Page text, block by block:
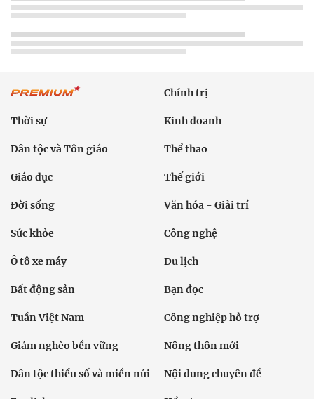
Chính trị
Thời sự Kinh doanh
Dân tộc và Tôn giáo Thể thao
Giáo dục Thế giới
Đời sống Văn hóa - Giải trí
Sức khỏe Công nghệ
Ô tô xe máy Du lịch
Bất động sản Bạn đọc
Tuần Việt Nam Công nghiệp hỗ trợ
Giảm nghèo bền vững Nông thôn mới
Dân tộc thiểu số và miền núi Nội dung chuyên đề